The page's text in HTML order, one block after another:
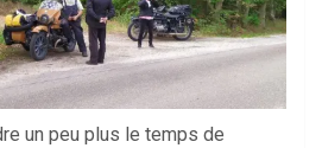
un peu plus le temps de